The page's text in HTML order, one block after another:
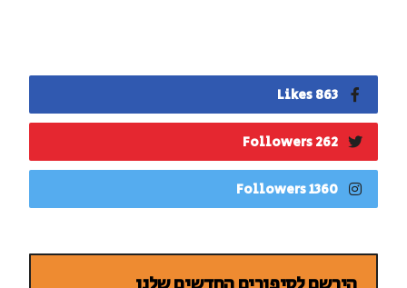
863 Likes
262 Followers
1360 Followers